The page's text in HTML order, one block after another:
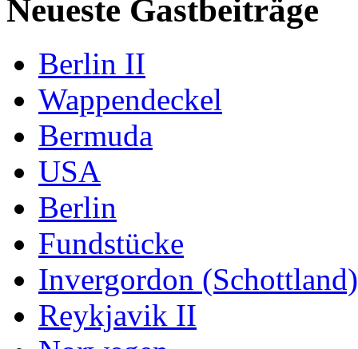
Neueste Gastbeiträge
Berlin II
Wappendeckel
Bermuda
USA
Berlin
Fundstücke
Invergordon (Schottland)
Reykjavik II